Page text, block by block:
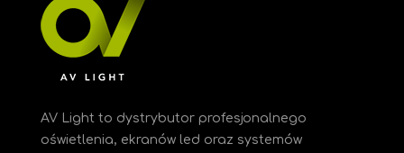
AV Light to dystrybutor profesjonalnego
oświetlenia, ekranów led oraz systemów